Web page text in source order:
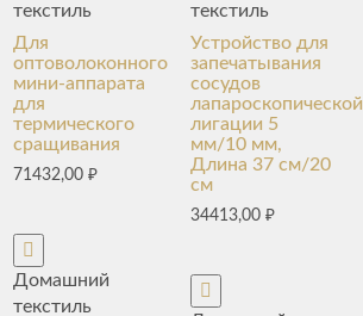
текстиль
Для
оптоволоконного
мини-аппарата
для
термического
сращивания
71432,00 ₽
Домашний
текстиль
текстиль
Устройство для
запечатывания
сосудов
лапароскопической
лигации 5
мм/10 мм,
Длина 37 см/20
см
34413,00₽